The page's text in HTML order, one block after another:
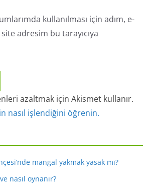
kullanılması için adım, e-
adresim bu tarayıcıya
azaltmak için Akismet kullanır.
nasıl işlendiğini öğrenin.
mangal yakmak yasak mı?
nasıl oynanır?